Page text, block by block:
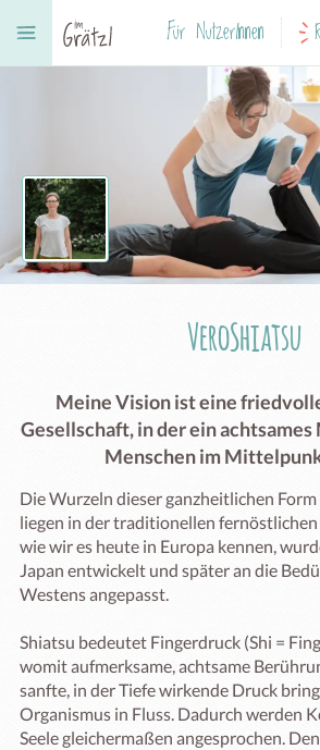
Für NutzerInnen
VeroShiatsu
Meine Vision ist eine
Gesellschaft, in der ein
Menschen im
Die Wurzeln dieser ganzheitlichen
liegen in der traditionellen
wie wir es heute in Europa kennen,
Japan entwickelt und später an die
Westens angepasst.
Shiatsu bedeutet Fingerdruck (Shi =
womit aufmerksame, achtsame
sanfte, in der Tiefe wirkende Druck
Organismus in Fluss. Dadurch werden
Seele gleichermaßen angesprochen.